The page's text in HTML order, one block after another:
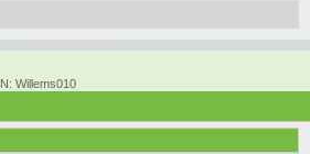
Willems010